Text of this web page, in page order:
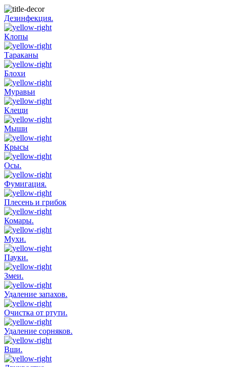
Дезинфекция.
Клопы
Тараканы
Блохи
Муравьи
Клещи
Мыши
Крысы
Осы.
Фумигация.
Плесень и грибок
Комары.
Мухи.
Пауки.
Змеи.
Удаление запахов.
Очистка от ртути.
Удаление сорняков.
Вши.